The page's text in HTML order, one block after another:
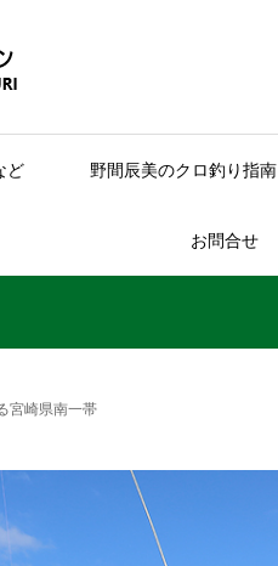
ど 野間辰美のクロ釣り指南
お問合せ
宮崎県南一帯